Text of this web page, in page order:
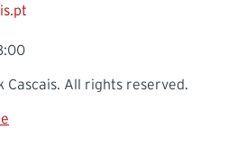
Cascais. All rights reserved.